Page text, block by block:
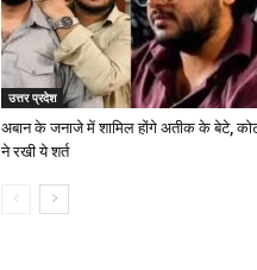
उत्तर प्रदेश
अबान के जनाजे में शामिल होंगे अतीक के बेटे,
ने रखी ये शर्त